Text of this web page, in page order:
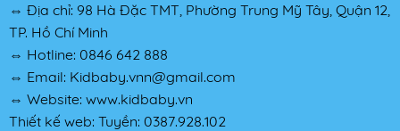
⇔ Địa chỉ: 98 Hà Đặc TMT, Phường Trung Mỹ Tây, Quận 12,
TP. Hồ Chí Minh
⇔ Hotline: 0846 642 888
⇔ Email: Kidbaby.vnn@gmail.com
⇔ Website: www.kidbaby.vn
Thiết kế web: Tuyền: 0387.928.102